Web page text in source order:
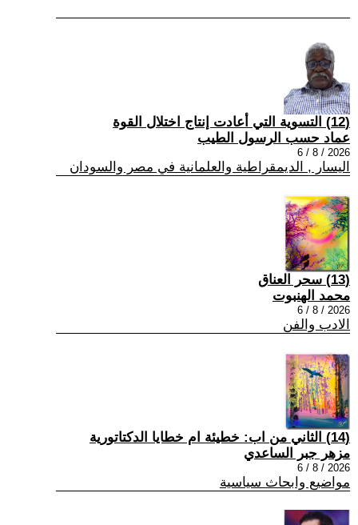
(12) التسوية التي أعادت إنتاج اختلال القوة
عماد حسب الرسول الطيب
2026 / 8 / 6
اليسار , الديمقراطية والعلمانية في مصر والسودان
(13) سحر العناق
محمد الهنبوت
2026 / 8 / 6
الادب والفن
(14) الثاني من اب: خطيئة ام خطايا الدكتاتورية
مزهر جبر الساعدي
2026 / 8 / 6
مواضيع وابحاث سياسية